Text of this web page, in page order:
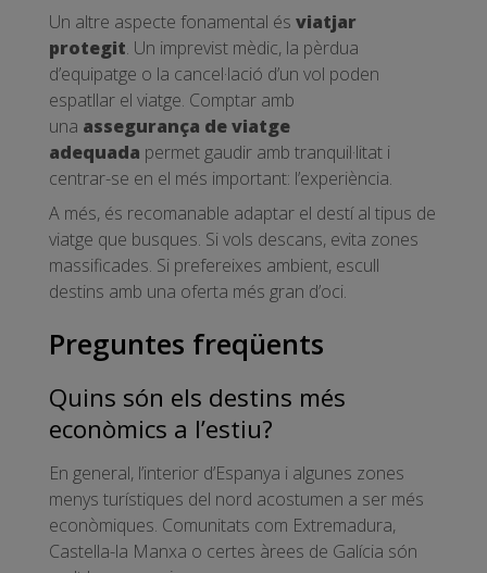
Un altre aspecte fonamental és viatjar
protegit. Un imprevist mèdic, la pèrdua
d’equipatge o la cancel·lació d’un vol poden
espatllar el viatge. Comptar amb
una assegurança de viatge
adequada permet gaudir amb tranquil·litat i
centrar-se en el més important: l’experiència.
A més, és recomanable adaptar el destí al tipus de
viatge que busques. Si vols descans, evita zones
massificades. Si prefereixes ambient, escull
destins amb una oferta més gran d’oci.
Preguntes freqüents
Quins són els destins més
econòmics a l’estiu?
En general, l’interior d’Espanya i algunes zones
menys turístiques del nord acostumen a ser més
econòmiques. Comunitats com Extremadura,
Castella-la Manxa o certes àrees de Galícia són